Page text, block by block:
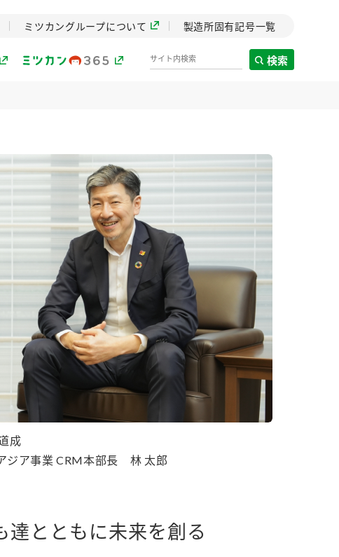
風・料理酒 鍋用調味料 つゆ
ふりかけ おすしの素 炊き込みご飯の素
ンの歴史
紹介します。
文化センター
カイブ）
年設立。「水」を
マとした社会貢献
を行っていまし
ZENB initiative
植物を可能な限りまる
ごと使ったZENBのコン
セプトをご紹介しま
す。
門が大切にして
と
ビジョン宣言」
向けた各部門の
みをご紹介しま
おいしさと健康への
取り組み
ミツカンの研究成果と
ミツカングループについて 製造所固有記号一覧
検索
成
ジア事業 CRM本部長 林 太郎
達とともに未来を創る